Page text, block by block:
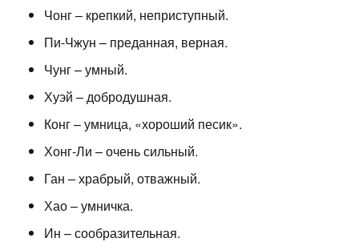
Чонг – крепкий, неприступный.
Пи-Чжун – преданная, верная.
Чунг – умный.
Хуэй – добродушная.
Конг – умница, «хороший песик».
Хонг-Ли – очень сильный.
Ган – храбрый, отважный.
Хао – умничка.
Ин – сообразительная.